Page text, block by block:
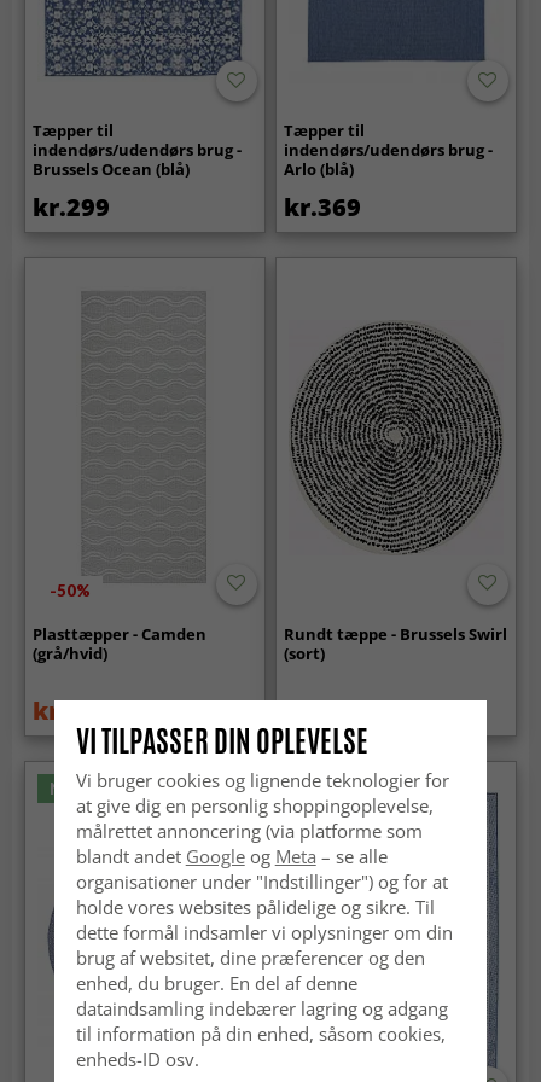
Tæpper til
indendørs/udendørs brug -
Brussels Ocean (blå)
kr.299
Tæpper til
indendørs/udendørs brug -
Arlo (blå)
kr.369
-50%
Plasttæpper - Camden
(grå/hvid)
kr.119
Rundt tæppe - Brussels Swirl
(sort)
kr.439
Nyhed
VI TILPASSER DIN OPLEVELSE
Vi bruger cookies og lignende teknologier for
at give dig en personlig shoppingoplevelse,
målrettet annoncering (via platforme som
blandt andet Googleog Meta – se alle
organisationer under "Indstillinger") og for at
holde vores websites pålidelige og sikre. Til
dette formål indsamler vi oplysninger om din
brug af websitet, dine præferencer og den
enhed, du bruger. En del af denne
dataindsamling indebærer lagring og adgang
til information på din enhed, såsom cookies,
enheds-ID osv.